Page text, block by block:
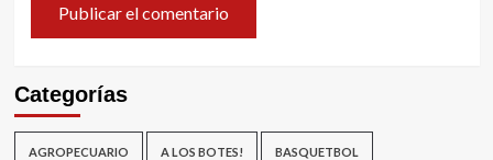
Categorías
AGROPECUARIO A LOS BOTES! BASQUETBOL